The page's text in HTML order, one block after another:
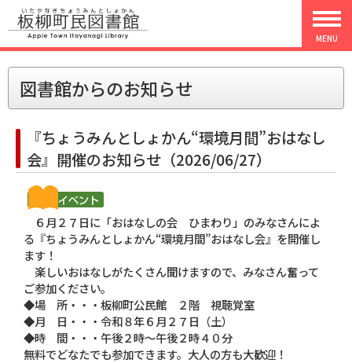
MENU
図書館からのお知らせ
『ちょうみんとしょかん“環境月間”おはなし
会』開催のお知らせ（2026/06/27）
６月２７日に「おはなしの会 ひまわり」のみなさんによ
る『ちょうみんとしょかん“環境月間”おはなし会』を開催し
ます！
楽しいおはなしがたくさん聞けますので、みなさん奮って
ご参加ください。
◆場 所・・・板柳町公民館 ２階 視聴覚室
◆月 日・・・令和８年６月２７日（土）
◆時 間・・・午後２時～午後２時４０分
無料でどなたでも参加できます。大人の方も大歓迎！